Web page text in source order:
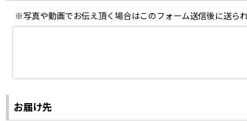
※写真や動画でお伝え頂く場合はこのフォーム送信後に送ら
お届け先